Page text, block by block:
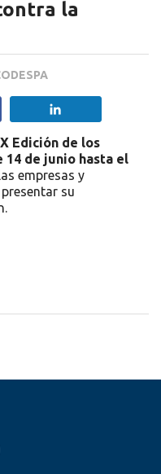
la
Edición de los
14 de junio hasta el
empresas y
su